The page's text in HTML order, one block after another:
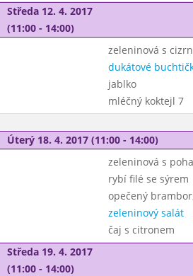
Středa 12. 4. 2017
(11:00 - 14:00)
zeleninová s
dukátové
jablko
mléčný koktejl 7
Úterý 18. 4. 2017 (11:00 - 14:00)
zeleninová s
rybí filé se sýrem
opečený
zeleninový salát
čaj s citronem
Středa 19. 4. 2017
(11:00 - 14:00)